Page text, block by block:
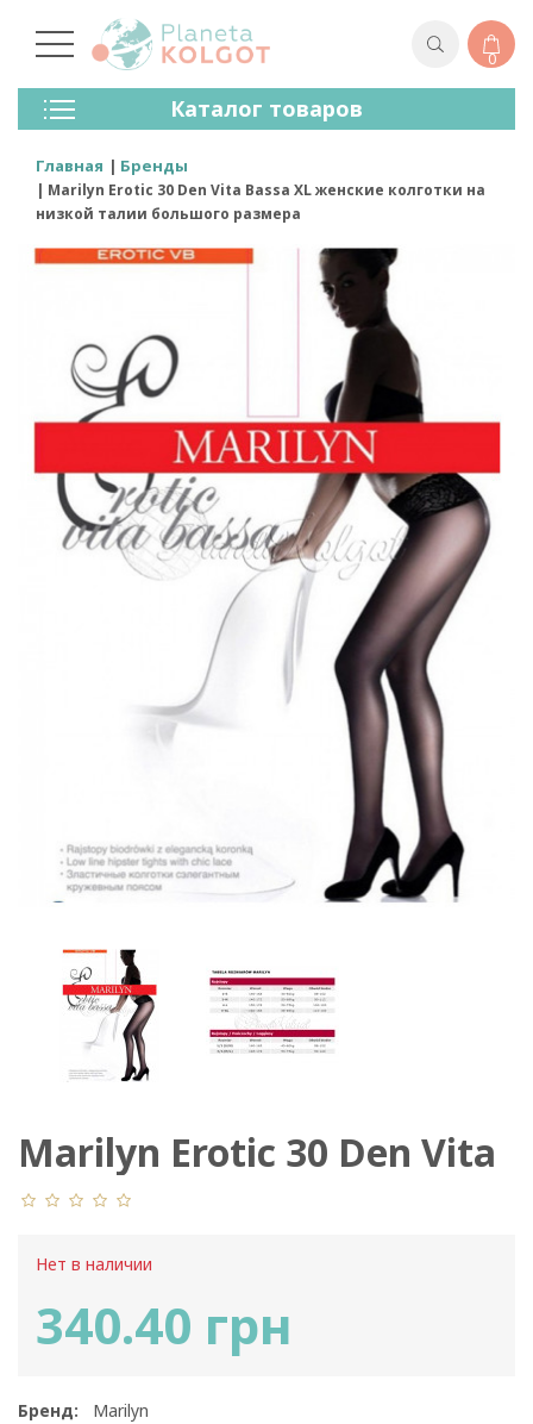
0
Каталог товаров
Колготки
Чулки
Лосины (леггинсы)
Носки И Гольфы
Для Мужчин
Главная Бренды
Marilyn Erotic 30 Den Vita Bassa XL женские колготки на
низкой талии большого размера
Marilyn Erotic 30 Den Vita
Bassa XL
Нет в наличии
340.40 грн
Бренд:
Marilyn